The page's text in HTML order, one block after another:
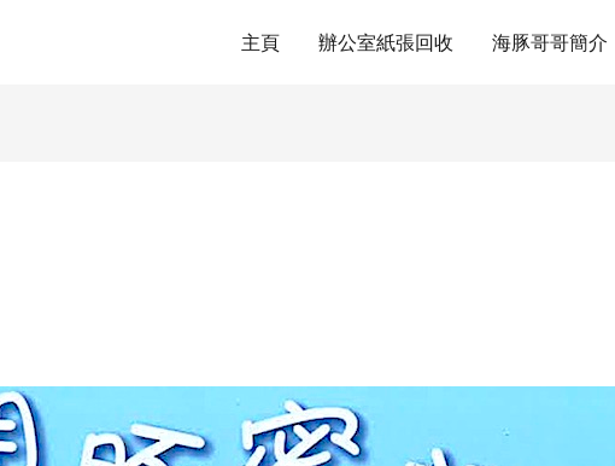
主頁 辦公室紙張回收 海豚哥哥簡介